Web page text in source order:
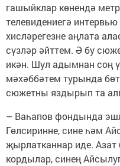
гашыйклар көнендә
телевидениегә
хисләрегезне аңлата
сүзләр әйттем. Ә бу
икән. Шул адымнан соң
мәхәббәтем турында
сюжетны яздырып та
– Ваһапов фондында
Гөлсиринне, сине һәм
җырлатканнар иде. Азат
кордылар, синең